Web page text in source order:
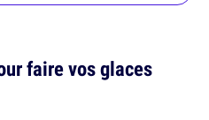
faire vos glaces